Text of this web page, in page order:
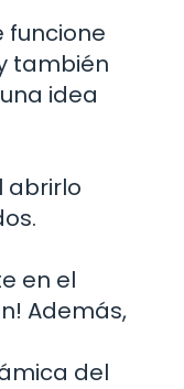
funcione
también
idea
abrirlo
en el
Además,
del